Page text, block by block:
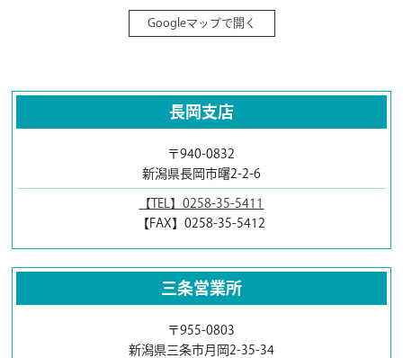
Googleマップで開く
長岡支店
〒940-0832
新潟県長岡市曙2-2-6
【TEL】0258-35-5411
【FAX】0258-35-5412
三条営業所
〒955-0803
新潟県三条市月岡2-35-34